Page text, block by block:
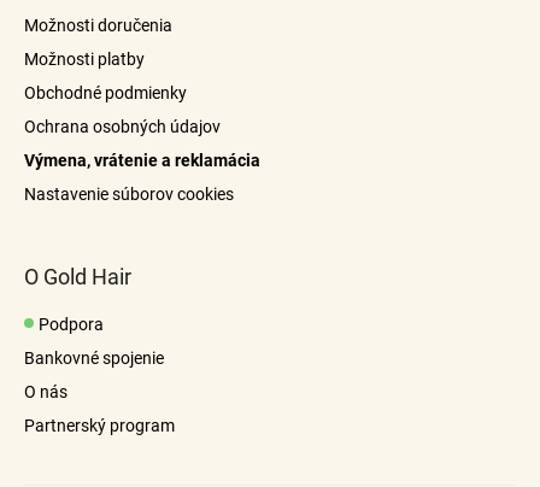
Možnosti doručenia
Možnosti platby
Obchodné podmienky
Ochrana osobných údajov
Výmena, vrátenie a reklamácia
Nastavenie súborov cookies
O Gold Hair
Podpora
Bankovné spojenie
O nás
Partnerský program